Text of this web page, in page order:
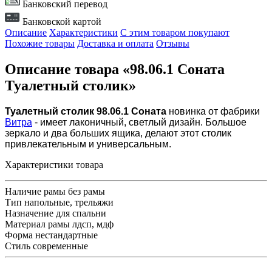
Банковский перевод
Банковской картой
Описание Характеристики С этим товаром покупают
Похожие товары Доставка и оплата Отзывы
Описание товара «98.06.1 Соната
Туалетный столик»
Туалетный столик 98.06.1 Соната новинка от фабрики
Витра - имеет лаконичный, светлый дизайн. Большое
зеркало и два больших ящика, делают этот столик
привлекательным и универсальным.
Характеристики товара
Наличие рамы без рамы
Тип напольные, трельяжи
Назначение для спальни
Материал рамы лдсп, мдф
Форма нестандартные
Стиль современные